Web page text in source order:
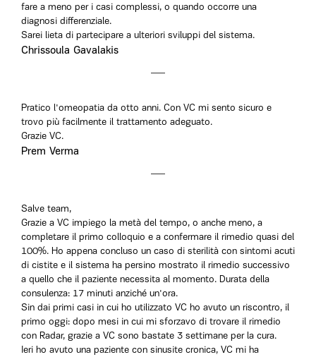
fare a meno per i casi complessi, o quando occorre una
diagnosi differenziale.
Sarei lieta di partecipare a ulteriori sviluppi del sistema.
Chrissoula Gavalakis
Pratico l'omeopatia da otto anni. Con VC mi sento sicuro e
trovo più facilmente il trattamento adeguato.
Grazie VC.
Prem Verma
Salve team,
Grazie a VC impiego la metà del tempo, o anche meno, a
completare il primo colloquio e a confermare il rimedio quasi del
100%. Ho appena concluso un caso di sterilità con sintomi acuti
di cistite e il sistema ha persino mostrato il rimedio successivo
a quello che il paziente necessita al momento. Durata della
consulenza: 17 minuti anziché un'ora.
Sin dai primi casi in cui ho utilizzato VC ho avuto un riscontro, il
primo oggi: dopo mesi in cui mi sforzavo di trovare il rimedio
con Radar, grazie a VC sono bastate 3 settimane per la cura.
Ieri ho avuto una paziente con sinusite cronica, VC mi ha